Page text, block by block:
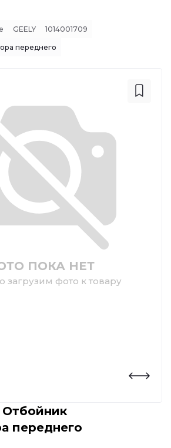
GEELY 1014001709
переднего
ПОКА НЕТ
загрузим фото к товару
Отбойник
переднего